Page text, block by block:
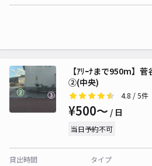
【ｱﾘｰﾅまで950m】
②(中央)
4.8 / 5件
¥500〜 / 日
当日予約不可
貸出時間
タイプ